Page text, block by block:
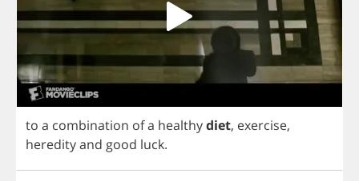
to a combination ofa healthydiet, exercise,
heredityand good luck.